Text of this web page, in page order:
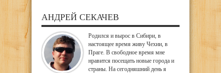
АНДРЕЙ СЕКАЧЕВ
Родился и вырос в Сибири, в
настоящее время живу Чехии, в
Праге. В свободное время мне
нравится посещать новые города и
страны. На сегодняшний день я